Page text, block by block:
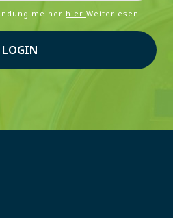
meiner hier Weiterlesen
LOGIN